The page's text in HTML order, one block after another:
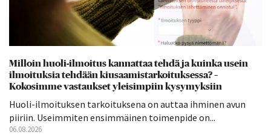
Milloin huoli-ilmoitus kannattaa tehdä ja kuinka usein
ilmoituksia tehdään kiusaamistarkoituksessa? –
Kokosimme vastaukset yleisimpiin kysymyksiin
Huoli-ilmoituksen tarkoituksena on auttaa ihminen avun
piiriin. Useimmiten ensimmäinen toimenpide on...
06.08.2026